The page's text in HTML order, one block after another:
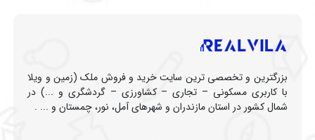
بزرگترین و تخصصی ترین سایت خرید و فروش ملک (زمین و ویلا
با کاربری مسکونی – تجاری – کشاورزی – گردشگری و ...) در
شمال کشور در استان مازندران و شهرهای آمل، نور، چمستان و ... .